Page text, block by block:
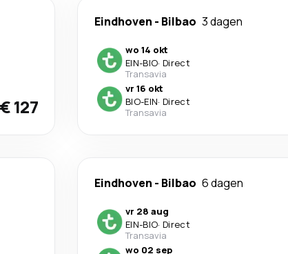
€ 127
Eindhoven - Bilbao 3 dagen
wo 14 okt
EIN-BIO· Direct
Transavia
vr 16 okt
BIO-EIN· Direct
Transavia
Eindhoven - Bilbao 6 dagen
vr 28 aug
EIN-BIO· Direct
Transavia
wo 02 sep